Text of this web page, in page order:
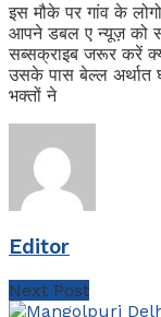
इस मौके पर गांव के
आपने डबल ए न्यूज़ को
सब्सक्राइब जरूर करें
उसके पास बेल्ल अर्थात
भक्तों ने
Editor
Next Post